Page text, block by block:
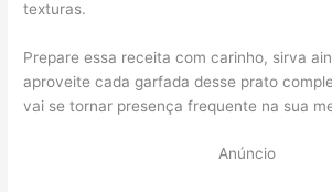
texturas.
Prepare essa receita com carinho, sirva
aproveite cada garfada desse prato
vai se tornar presença frequente na sua
Anúncio